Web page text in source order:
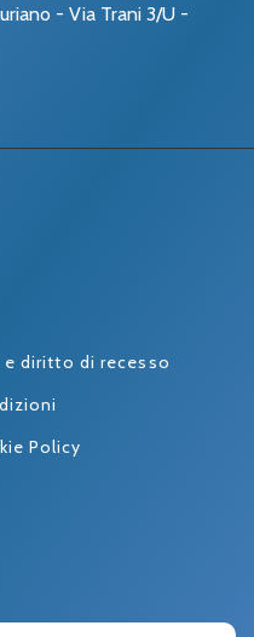
- Via Trani 3/U -
e diritto di recesso
Policy